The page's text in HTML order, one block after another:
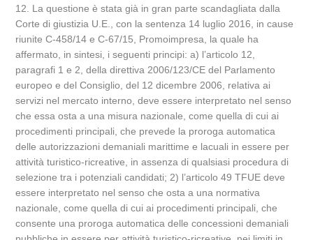
12. La questione è stata già in gran parte scandagliata dalla
Corte di giustizia U.E., con la sentenza 14 luglio 2016, in cause
riunite C-458/14 e C-67/15, Promoimpresa, la quale ha
affermato, in sintesi, i seguenti principi: a) l’articolo 12,
paragrafi 1 e 2, della direttiva 2006/123/CE del Parlamento
europeo e del Consiglio, del 12 dicembre 2006, relativa ai
servizi nel mercato interno, deve essere interpretato nel senso
che essa osta a una misura nazionale, come quella di cui ai
procedimenti principali, che prevede la proroga automatica
delle autorizzazioni demaniali marittime e lacuali in essere per
attività turistico-ricreative, in assenza di qualsiasi procedura di
selezione tra i potenziali candidati; 2) l’articolo 49 TFUE deve
essere interpretato nel senso che osta a una normativa
nazionale, come quella di cui ai procedimenti principali, che
consente una proroga automatica delle concessioni demaniali